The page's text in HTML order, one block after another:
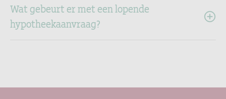
Wat gebeurt er met een lopende
hypotheekaanvraag?